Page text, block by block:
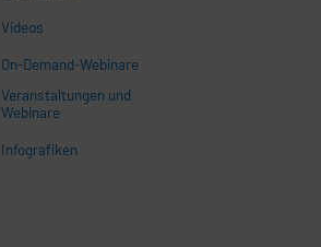
Videos
On-Demand-Webinare
Veranstaltungen und
Webinare
Infografiken